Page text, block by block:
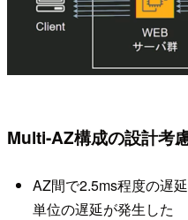
Multi-AZ構成の設計考
AZ間で2.5ms程度の遅
単位の遅延が発生した